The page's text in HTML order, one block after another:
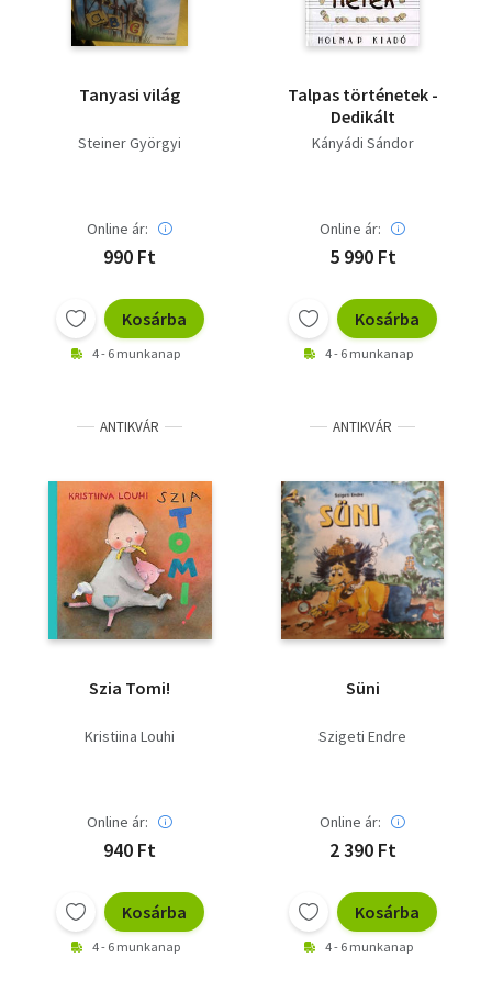
Tanyasi világ
Steiner Györgyi
Online ár:
990 Ft
Kosárba
4 - 6 munkanap
Talpas történetek -
Dedikált
Kányádi Sándor
Online ár:
5 990 Ft
Kosárba
4 - 6 munkanap
ANTIKVÁR
Szia Tomi!
Kristiina Louhi
Online ár:
940 Ft
Kosárba
4 - 6 munkanap
ANTIKVÁR
Süni
Szigeti Endre
Online ár:
2 390 Ft
Kosárba
4 - 6 munkanap